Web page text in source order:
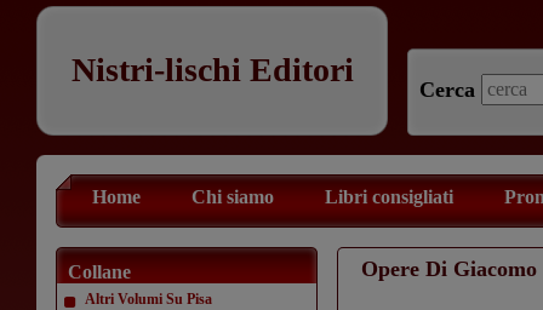
Nistri-lischi Editori
Cerca
Home Chi siamo Libri consigliati
Collane
Altri Volumi Su Pisa
Opere Di